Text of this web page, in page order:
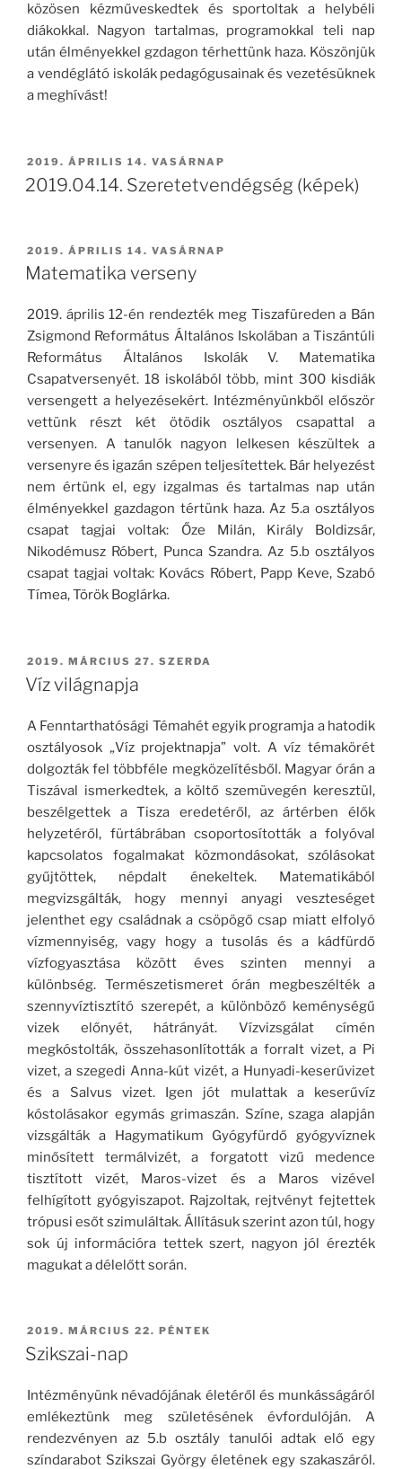
közösen kézműveskedtek és sportoltak a helybéli
diákokkal. Nagyon tartalmas, programokkal teli nap
után élményekkel gzdagon térhettünk haza. Köszönjük
a vendéglátó iskolák pedagógusainak és vezetésüknek
a meghívást!
BEKÜLDVE:
2019. ÁPRILIS 14. VASÁRNAP
2019.04.14. Szeretetvendégség (képek)
BEKÜLDVE:
2019. ÁPRILIS 14. VASÁRNAP
Matematika verseny
2019. április 12-én rendezték meg Tiszafüreden a Bán
Zsigmond Református Általános Iskolában a Tiszántúli
Református Általános Iskolák V. Matematika
Csapatversenyét. 18 iskolából több, mint 300 kisdiák
versengett a helyezésekért. Intézményünkből először
vettünk részt két ötödik osztályos csapattal a
versenyen. A tanulók nagyon lelkesen készültek a
versenyre és igazán szépen teljesítettek. Bár helyezést
nem értünk el, egy izgalmas és tartalmas nap után
élményekkel gazdagon tértünk haza. Az 5.a osztályos
csapat tagjai voltak: Őze Milán, Király Boldizsár,
Nikodémusz Róbert, Punca Szandra. Az 5.b osztályos
csapat tagjai voltak: Kovács Róbert, Papp Keve, Szabó
Tímea, Török Boglárka.
BEKÜLDVE:
2019. MÁRCIUS 27. SZERDA
Víz világnapja
A Fenntarthatósági Témahét egyik programja a hatodik
osztályosok „Víz projektnapja” volt. A víz témakörét
dolgozták fel többféle megközelítésből. Magyar órán a
Tiszával ismerkedtek, a költő szemüvegén keresztül,
beszélgettek a Tisza eredetéről, az ártérben élők
helyzetéről, fürtábrában csoportosították a folyóval
kapcsolatos fogalmakat közmondásokat, szólásokat
gyűjtöttek, népdalt énekeltek. Matematikából
megvizsgálták, hogy mennyi anyagi veszteséget
jelenthet egy családnak a csöpögő csap miatt elfolyó
vízmennyiség, vagy hogy a tusolás és a kádfürdő
vízfogyasztása között éves szinten mennyi a
különbség. Természetismeret órán megbeszélték a
szennyvíztisztító szerepét, a különböző keménységű
vizek előnyét, hátrányát. Vízvizsgálat címén
megkóstolták, összehasonlították a forralt vizet, a Pi
vizet, a szegedi Anna-kút vizét, a Hunyadi-keserűvizet
és a Salvus vizet. Igen jót mulattak a keserűvíz
kóstolásakor egymás grimaszán. Színe, szaga alapján
vizsgálták a Hagymatikum Gyógyfürdő gyógyvíznek
minősített termálvizét, a forgatott vizű medence
tisztított vizét, Maros-vizet és a Maros vizével
felhígított gyógyiszapot. Rajzoltak, rejtvényt fejtettek
trópusi esőt szimuláltak. Állításuk szerint azon túl, hogy
sok új információra tettek szert, nagyon jól érezték
magukat a délelőtt során.
BEKÜLDVE:
2019. MÁRCIUS 22. PÉNTEK
Szikszai-nap
Intézményünk névadójának életéről és munkásságáról
emlékeztünk meg születésének évfordulóján. A
rendezvényen az 5.b osztály tanulói adtak elő egy
színdarabot Szikszai György életének egy szakaszáról.